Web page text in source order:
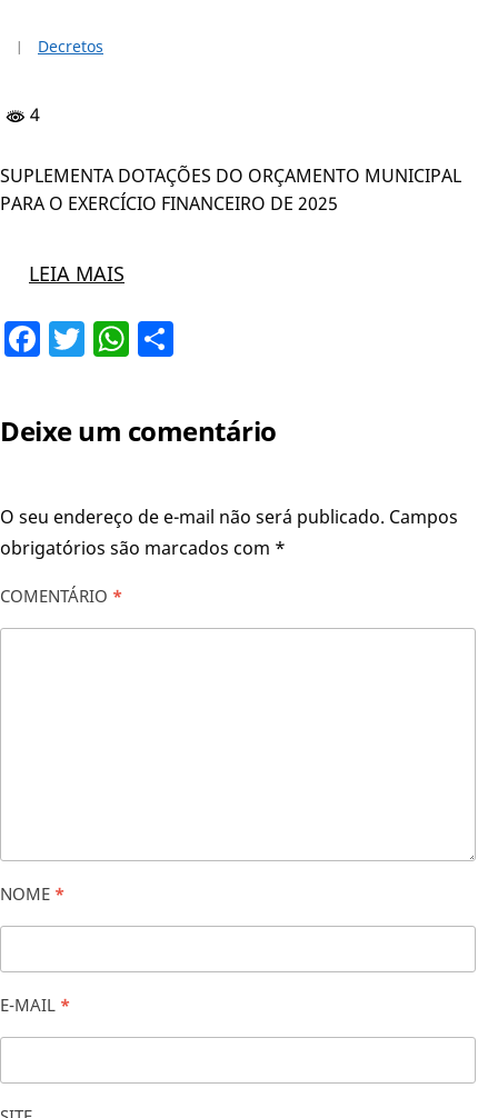
Decretos
4
SUPLEMENTA DOTAÇÕES DO ORÇAMENTO MUNICIPAL
PARA O EXERCÍCIO FINANCEIRO DE 2025
LEIA MAIS
Facebook
TwitterWhatsApp
Deixe um comentário
O seu endereço de e-mail não será publicado. Campos
obrigatórios são marcados com *
COMENTÁRIO *
NOME *
E-MAIL *